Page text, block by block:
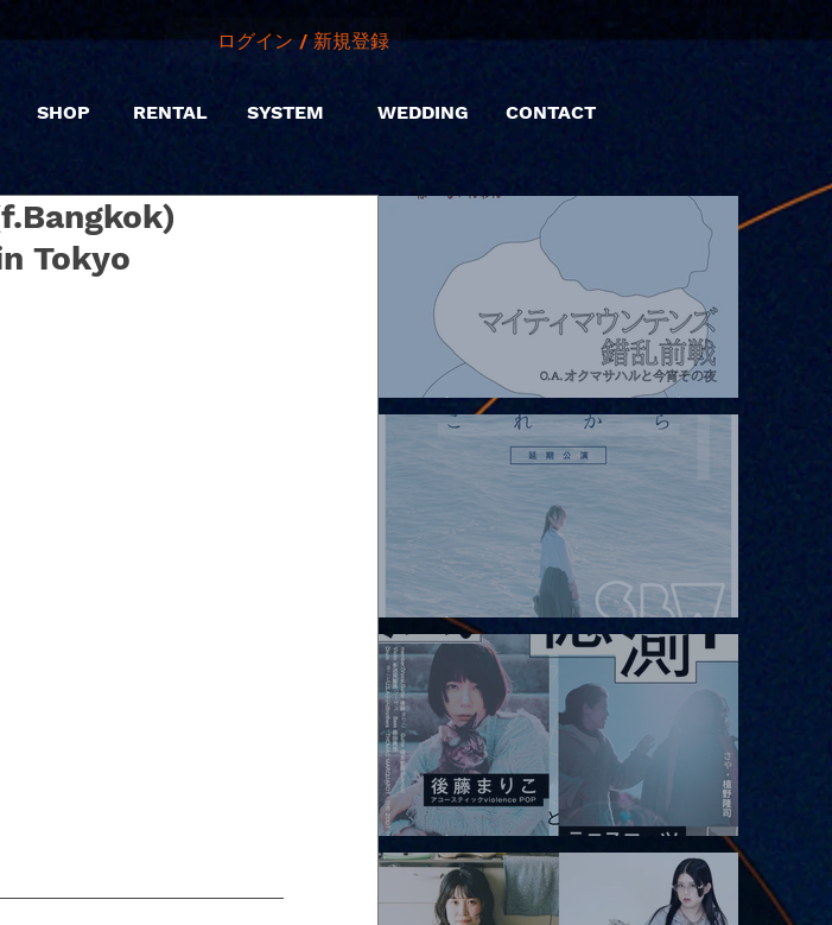
SHOP
ログイン / 新規登録
RENTAL SYSTEM WEDDING CONTACT
Tokyo
2026.08.07 |【観覧】マイティマウンテンズpresents. “HALL-IN-
2026.08.08 |【観覧】Oaiko pre.「これから」延期公演 Blurred
City Lights × 17歳とベルリンの壁
2026.08.10 |【観覧】「巷のmyストーリー/風の憶測1～後藤まりこ
アコースティックviolence POPとテニスコーツ」